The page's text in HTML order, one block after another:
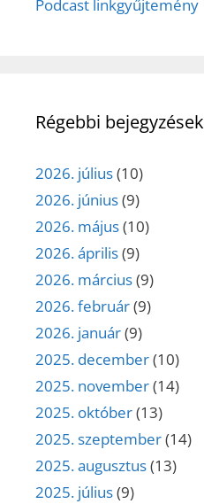
Podcast linkgyűjtemény
Régebbi bejegyzések
2026. július(10)
2026. június(9)
2026. május(10)
2026. április(9)
2026. március(9)
2026. február(9)
2026. január(9)
2025. december(10)
2025. november(14)
2025. október(13)
2025. szeptember(14)
2025. augusztus(13)
2025. július(9)